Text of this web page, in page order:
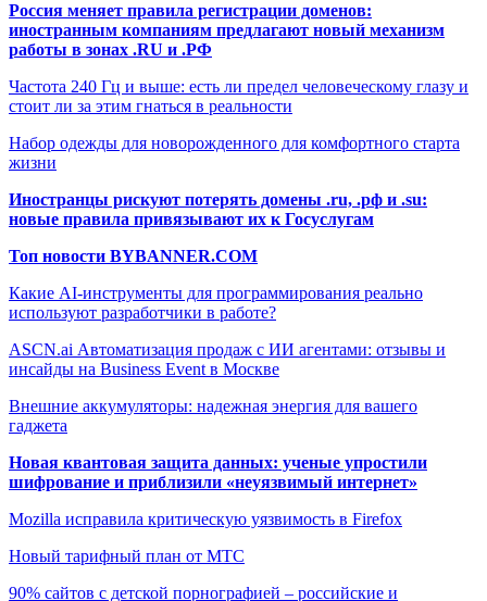
Россия меняет правила регистрации доменов:
иностранным компаниям предлагают новый механизм
работы в зонах .RU и .РФ
Частота 240 Гц и выше: есть ли предел человеческому глазу и
стоит ли за этим гнаться в реальности
Набор одежды для новорожденного для комфортного старта
жизни
Иностранцы рискуют потерять домены .ru, .рф и .su:
новые правила привязывают их к Госуслугам
Топ новости BYBANNER.COM
Какие AI-инструменты для программирования реально
используют разработчики в работе?
ASCN.ai Автоматизация продаж с ИИ агентами: отзывы и
инсайды на Business Event в Москве
Внешние аккумуляторы: надежная энергия для вашего
гаджета
Новая квантовая защита данных: ученые упростили
шифрование и приблизили «неуязвимый интернет»
Mozilla исправила критическую уязвимость в Firefox
Новый тарифный план от МТС
90% сайтов с детской порнографией – российские и